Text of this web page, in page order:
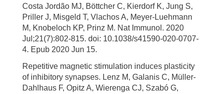
Costa Jordão MJ, Böttcher C, Kierdorf K, Jung S,
Priller J, Misgeld T, Vlachos A, Meyer-Luehmann
M, Knobeloch KP, Prinz M. Nat Immunol. 2020
Jul;21(7):802-815. doi: 10.1038/s41590-020-0707-
4. Epub 2020 Jun 15.
Repetitive magnetic stimulation induces plasticity
of inhibitory synapses. Lenz M, Galanis C, Müller-
Dahlhaus F, Opitz A, Wierenga CJ, Szabó G,